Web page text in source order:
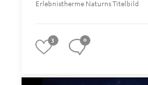
Erlebnistherme Naturns Titelbild
3 0